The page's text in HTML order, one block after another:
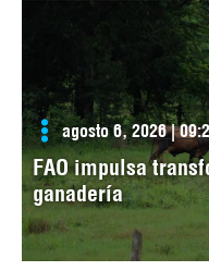
agosto 6, 2026 |
FAO impulsa
ganadería